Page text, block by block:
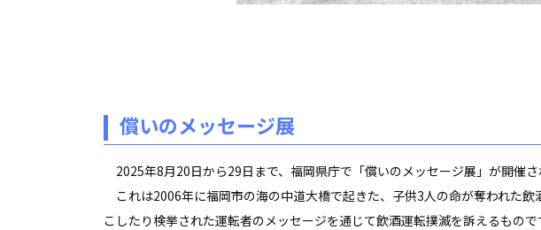
償いのメッセージ展
2025年8月20日から29日まで、福岡県庁で「償いのメッセージ展」が開催さ
これは2006年に福岡市の海の中道大橋で起きた、子供3人の命が奪われた
こしたり検挙された運転者のメッセージを通じて飲酒運転撲滅を訴えるもので